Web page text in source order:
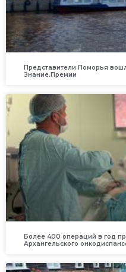
Представители Поморья
Знание.Премии
Более 400 операций в год
Архангельского